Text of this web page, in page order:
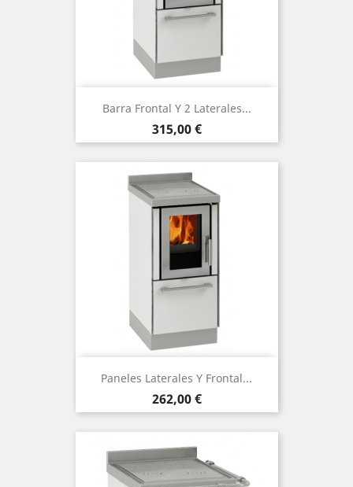
Barra Frontal Y 2 Laterales...
Precio
315,00 €
Paneles Laterales Y Frontal...
Precio
262,00 €